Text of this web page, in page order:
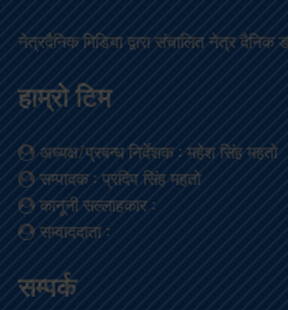
नेत्रदैनिक मिडिया द्वारा संचालित नेत्र
हाम्रो टिम
अध्यक्ष/प्रबन्ध निर्देशक: महेश सिंह महतो
सम्पादक: प्रदिप सिंह महतो
कानूनी सल्लाहकार:
सम्वाददाता:
सम्पर्क